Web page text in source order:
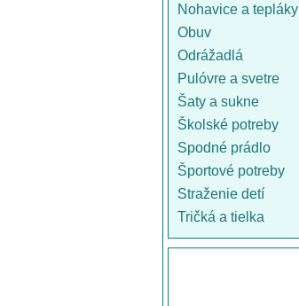
Nohavice a tepláky
Obuv
Odrážadlá
Pulóvre a svetre
Šaty a sukne
Školské potreby
Spodné prádlo
Športové potreby
Straženie detí
Tričká a tielka